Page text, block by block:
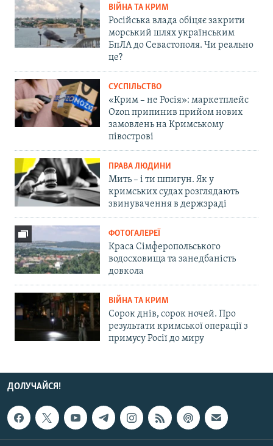
ВІЙНА ТА КРИМ
Російська влада обіцяє закрити
морський шлях українським
БпЛА до Севастополя. Чи реально
це?
СУСПІЛЬСТВО
«Крим – не Росія»: маркетплейс
Ozon припинив прийом нових
замовлень на Кримському
півострові
ПРАВА ЛЮДИНИ
Мить – і ти шпигун. Як у
кримських судах розглядають
звинувачення в держзраді
ФОТОГАЛЕРЕЇ
Краса Сімферопольського
водосховища та занедбаність
довкола
ВІЙНА ТА КРИМ
Сорок днів, сорок ночей. Про
результати кримської операції з
примусу Росії до миру
ДОЛУЧАЙСЯ!